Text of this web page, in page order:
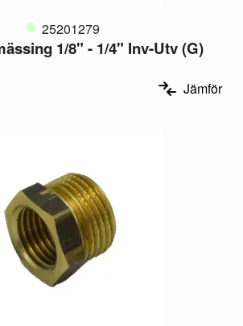
25201279
1/8" - 1/4" Inv-Utv (G)
Jämför